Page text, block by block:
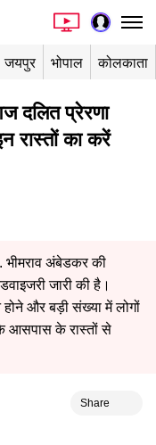
जयपुर भोपाल कोलकाता
प्रेरणा
रास्तों का करें
अंबेडकर की
जारी की है।
और बड़ी संख्या में लोगों
के रास्तों से
Share